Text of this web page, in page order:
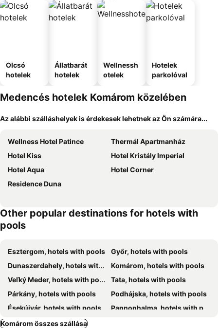
Olcsó
hotelek
Állatbarát
hotelek
Wellnessh
otelek
Hotelek
parkolóval
Medencés hotelek Komárom közelében
Az alábbi szálláshelyek is érdekesek lehetnek az Ön számára...
Wellness Hotel Patince
Thermál Apartmanház
Hotel Kiss
Hotel Kristály Imperial
Hotel Aqua
Hotel Corner
Residence Duna
Other popular destinations for hotels with
pools
Esztergom, hotels with pools
Győr, hotels with pools
Dunaszerdahely, hotels with pools
Komárom, hotels with pools
Veľký Meder, hotels with pools
Tata, hotels with pools
Párkány, hotels with pools
Podhájska, hotels with pools
Ésekújvár, hotels with pools
Pannonhalma, hotels with pools
Vágsellye, hotels with pools
Komárom összes szállása